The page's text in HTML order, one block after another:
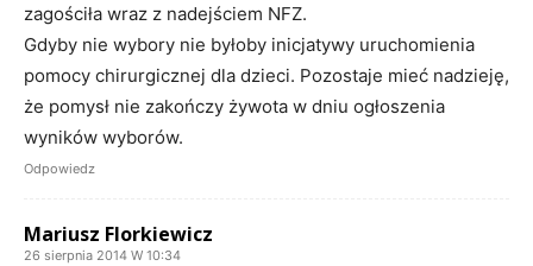
zagościła wraz z nadejściem NFZ.
Gdyby nie wybory nie byłoby inicjatywy uruchomienia
pomocy chirurgicznej dla dzieci. Pozostaje mieć nadzieję,
że pomysł nie zakończy żywota w dniu ogłoszenia
wyników wyborów.
Odpowiedz
Mariusz Florkiewicz
26 sierpnia 2014 W 10:34